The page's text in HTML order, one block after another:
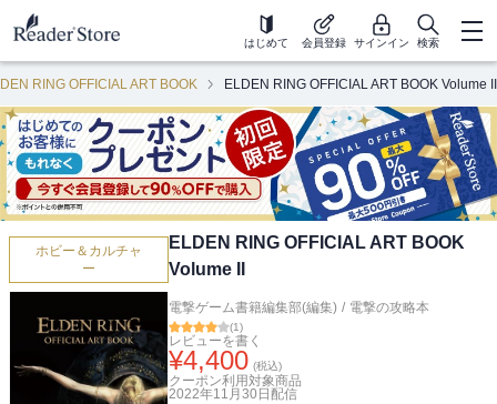
はじめて 会員登録 サインイン 検索
RING OFFICIAL ART BOOK ELDEN RING OFFICIAL ART BOOK Volume II
ホビー＆カルチャ
ー
ELDEN RING OFFICIAL ART BOOK
Volume II
電撃ゲーム書籍編集部(編集) / 電撃の攻略本
(1)
レビューを書く
¥4,400 (税込)
クーポン利用対象商品
2022年11月30日 配信